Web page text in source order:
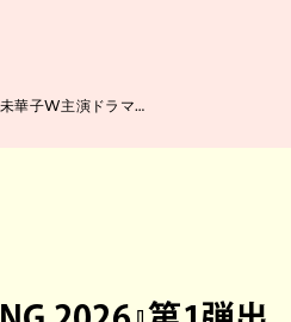
『クロエマ』、キービジュアルと予告編が公開